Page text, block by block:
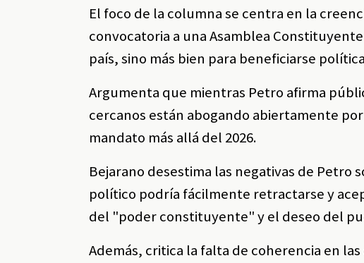
El foco de la columna se centra en la
convocatoria a una Asamblea
país, sino más bien para beneficiarse
Argumenta que mientras Petro afirma
cercanos están abogando abiertamente
mandato más allá del 2026.
Bejarano desestima las negativas de
político podría fácilmente retractarse y
del "poder constituyente" y el deseo del
Además, critica la falta de coherencia en